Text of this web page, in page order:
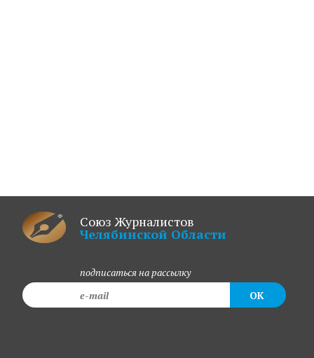
Союз Журналистов
Челябинской Области
подписаться на рассылку